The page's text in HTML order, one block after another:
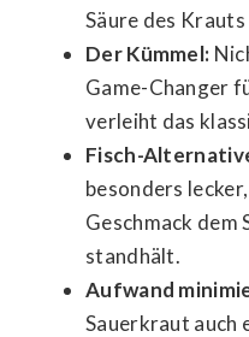
Säure des
Der Kümmel:
Game-Changer
verleiht das
Fisch-
besonders
Geschmack
standhält.
Aufwand
Sauerkraut auch